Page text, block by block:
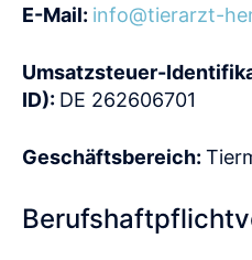
E-Mail: info@tierarzt-
Umsatzsteuer-
ID): DE 262606701
Geschäftsbereich: